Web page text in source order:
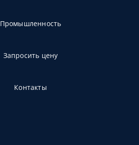
Промышленность
Запросить цену
Контакты